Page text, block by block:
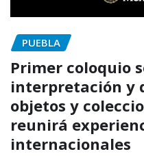
PUEBLA
Primer coloquio
interpretación y
objetos y
reunirá
internacionales